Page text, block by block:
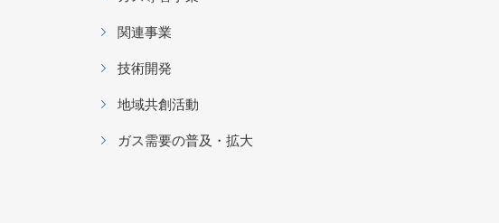
関連事業
技術開発
地域共創活動
ガス需要の普及・拡大